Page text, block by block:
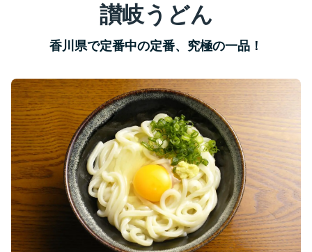
讃岐うどん
香川県で定番中の定番、究極の一品！